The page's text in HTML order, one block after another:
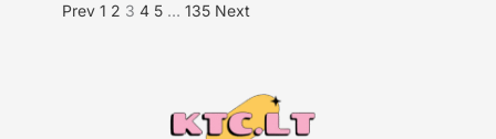
Prev 1 2 3 4 5 … 135 Next